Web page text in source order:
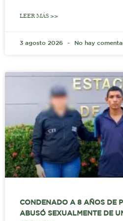
LEER MÁS >>
3 agosto 2026 No hay
CONDENADO A 8 AÑOS DE
ABUSÓ SEXUALMENTE DE